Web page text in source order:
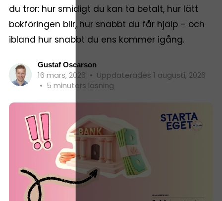
du tror: hur smidigt du kan ta betalt, hur lätt
bokföringen blir, hur snabbt du får hjälp – och
ibland hur snabbt du ens kommer igång.
Gustaf Oscarson
16 mars, 2026 • Uppdaterades 1 augusti, 2026
• 5 minuters läsning